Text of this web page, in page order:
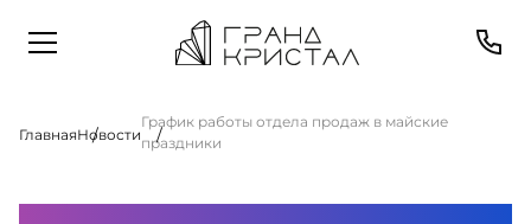
ГлавнаяНовости
График работы отдела продаж в майские
праздники